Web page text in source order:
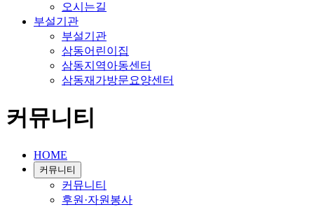
오시는길
부설기관
부설기관
삼동어린이집
삼동지역아동센터
삼동재가방문요양센터
커뮤니티
HOME
커뮤니티
커뮤니티
후원·자원봉사